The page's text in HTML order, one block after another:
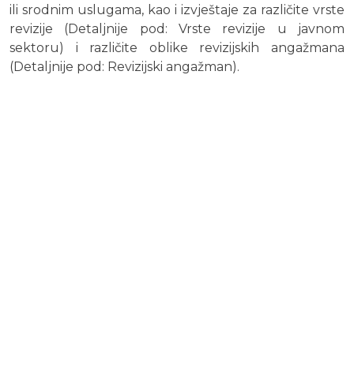
ili srodnim uslugama, kao i izvještaje za različite vrste
revizije (Detaljnije pod: Vrste revizije u javnom
sektoru) i različite oblike revizijskih angažmana
(Detaljnije pod: Revizijski angažman).